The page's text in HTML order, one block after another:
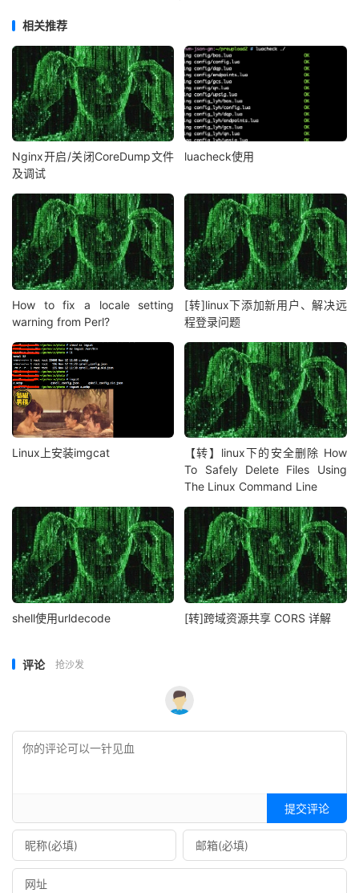
相关推荐
Nginx开启/关闭CoreDump文件
及调试
luacheck使用
How to fix a locale setting
warning from Perl?
[转]linux下添加新用户、解决远
程登录问题
Linux上安装imgcat
【转】linux下的安全删除 How
To Safely Delete Files Using
The Linux Command Line
shell使用urldecode [转]跨域资源共享 CORS 详解
评论 抢沙发
提交评论